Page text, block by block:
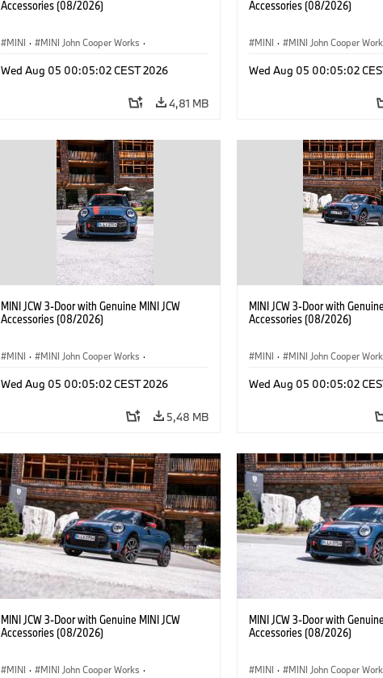
Accessories (08/2026)
MINI · MINI John Cooper Works ·
Wed Aug 05 00:05:02 CEST 2026
4,81 MB
Accessories (08/2026)
MINI · MINI John Cooper
Wed Aug 05 00:05:02
MINI JCW 3-Door with Genuine MINI JCW
Accessories (08/2026)
MINI · MINI John Cooper Works ·
Wed Aug 05 00:05:02 CEST 2026
5,48 MB
MINI JCW 3-Door with
Accessories (08/2026)
MINI · MINI John Cooper
Wed Aug 05 00:05:02
MINI JCW 3-Door with Genuine MINI JCW
Accessories (08/2026)
MINI · MINI John Cooper Works ·
MINI JCW 3-Door with
Accessories (08/2026)
MINI · MINI John Cooper